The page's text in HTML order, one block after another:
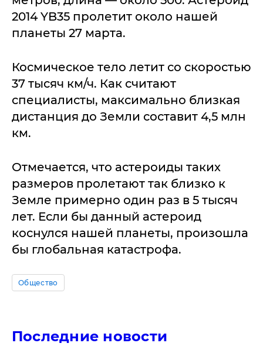
2014 YB35 пролетит около нашей
планеты 27 марта.
Космическое тело летит со скоростью
37 тысяч км/ч. Как считают
специалисты, максимально близкая
дистанция до Земли составит 4,5 млн
км.
Отмечается, что астероиды таких
размеров пролетают так близко к
Земле примерно один раз в 5 тысяч
лет. Если бы данный астероид
коснулся нашей планеты, произошла
бы глобальная катастрофа.
Общество
Последние новости